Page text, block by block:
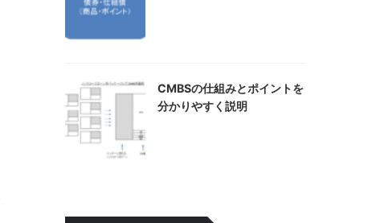
CMBSの仕組みとポイントを
分かりやすく説明